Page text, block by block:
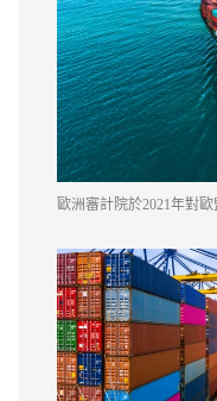
歐洲審計院於2021年對